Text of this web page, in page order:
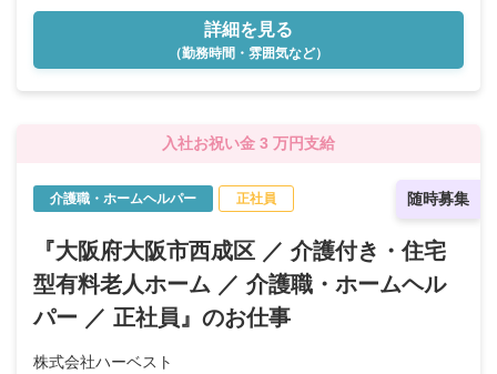
詳細を見る
（勤務時間・雰囲気など）
入社お祝い金 3 万円支給
随時募集
介護職・ホームヘルパー 正社員
『大阪府大阪市西成区 ／ 介護付き・住宅
型有料老人ホーム ／ 介護職・ホームヘル
パー ／ 正社員』のお仕事
株式会社ハーベスト